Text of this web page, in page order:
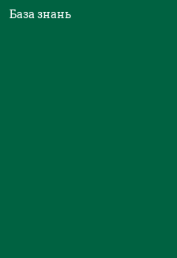
База знань